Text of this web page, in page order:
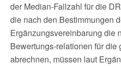
der Median-Fallzahl für die
die nach den Bestimmungen
Ergänzungsvereinbarung die
Bewertungs-relationen für die
abrechnen, müssen laut